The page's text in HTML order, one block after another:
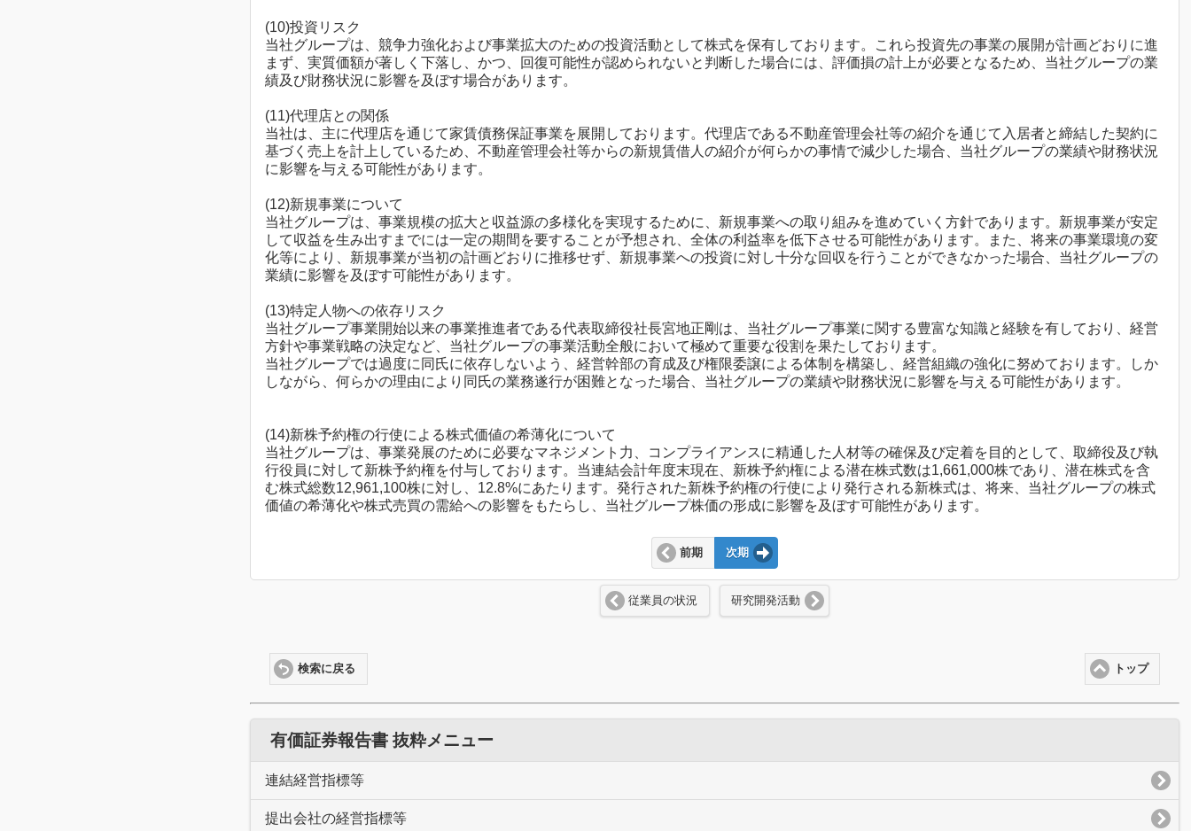
(10)投資リスク
当社グループは、競争力強化および事業拡大のための投資活動として株式を保有しております。これら投資先の事業の展開が計画どおりに進
まず、実質価額が著しく下落し、かつ、回復可能性が認められないと判断した場合には、評価損の計上が必要となるため、当社グループの業
績及び財務状況に影響を及ぼす場合があります。
(11)代理店との関係
当社は、主に代理店を通じて家賃債務保証事業を展開しております。代理店である不動産管理会社等の紹介を通じて入居者と締結した契約に
基づく売上を計上しているため、不動産管理会社等からの新規賃借人の紹介が何らかの事情で減少した場合、当社グループの業績や財務状況
に影響を与える可能性があります。
(12)新規事業について
当社グループは、事業規模の拡大と収益源の多様化を実現するために、新規事業への取り組みを進めていく方針であります。新規事業が安定
して収益を生み出すまでには一定の期間を要することが予想され、全体の利益率を低下させる可能性があります。また、将来の事業環境の変
化等により、新規事業が当初の計画どおりに推移せず、新規事業への投資に対し十分な回収を行うことができなかった場合、当社グループの
業績に影響を及ぼす可能性があります。
(13)特定人物への依存リスク
当社グループ事業開始以来の事業推進者である代表取締役社長宮地正剛は、当社グループ事業に関する豊富な知識と経験を有しており、経営
方針や事業戦略の決定など、当社グループの事業活動全般において極めて重要な役割を果たしております。
当社グループでは過度に同氏に依存しないよう、経営幹部の育成及び権限委譲による体制を構築し、経営組織の強化に努めております。しか
しながら、何らかの理由により同氏の業務遂行が困難となった場合、当社グループの業績や財務状況に影響を与える可能性があります。
(14)新株予約権の行使による株式価値の希薄化について
当社グループは、事業発展のために必要なマネジメント力、コンプライアンスに精通した人材等の確保及び定着を目的として、取締役及び執
行役員に対して新株予約権を付与しております。当連結会計年度末現在、新株予約権による潜在株式数は1,661,000株であり、潜在株式を含
む株式総数12,961,100株に対し、12.8%にあたります。発行された新株予約権の行使により発行される新株式は、将来、当社グループの株式
価値の希薄化や株式売買の需給への影響をもたらし、当社グループ株価の形成に影響を及ぼす可能性があります。
前期 次期
従業員の状況 研究開発活動
トップ
検索に戻る
有価証券報告書 抜粋メニュー
連結経営指標等
提出会社の経営指標等